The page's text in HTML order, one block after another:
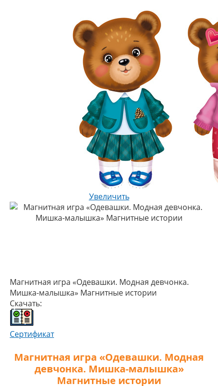
Увеличить
Магнитная игра «Одевашки. Модная девчонка.
Мишка-малышка» Магнитные истории
Скачать:
Сертификат
Магнитная игра «Одевашки. Модная
девчонка. Мишка-малышка»
Магнитные истории